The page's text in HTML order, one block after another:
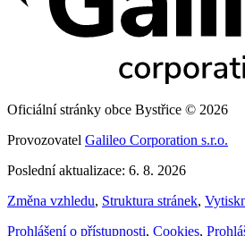
Oficiální stránky obce Bystřice © 2026
Provozovatel Galileo Corporation s.r.o.
Poslední aktualizace: 6. 8. 2026
Změna vzhledu, Struktura stránek,
Prohlášení o přístupnosti, Cookies,